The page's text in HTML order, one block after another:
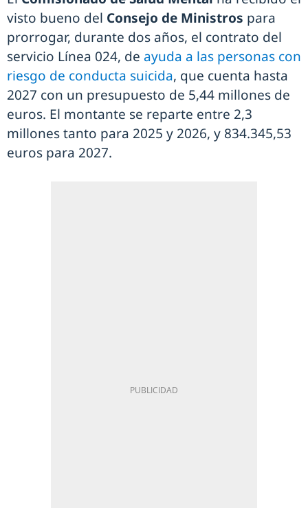
visto bueno del Consejo de Ministros para
prorrogar, durante dos años, el contrato del
servicio Línea 024, de ayuda a las personas con
riesgo de conducta suicida, que cuenta hasta
2027 con un presupuesto de 5,44 millones de
euros. El montante se reparte entre 2,3
millones tanto para 2025 y 2026, y 834.345,53
euros para 2027.